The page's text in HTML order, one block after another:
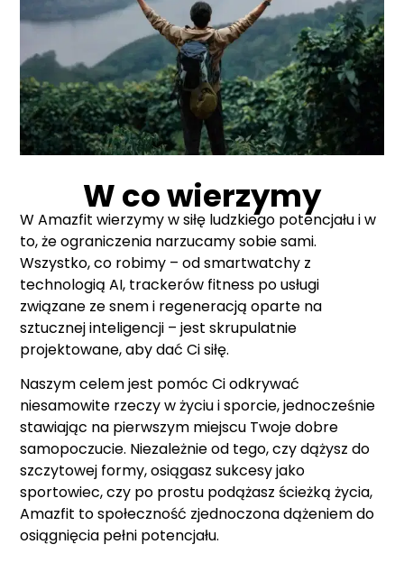
W co wierzymy
W Amazfit wierzymy w siłę ludzkiego potencjału i w
to, że ograniczenia narzucamy sobie sami.
Wszystko, co robimy – od smartwatchy z
technologią AI, trackerów fitness po usługi
związane ze snem i regeneracją oparte na
sztucznej inteligencji – jest skrupulatnie
projektowane, aby dać Ci siłę.
Naszym celem jest pomóc Ci odkrywać
niesamowite rzeczy w życiu i sporcie, jednocześnie
stawiając na pierwszym miejscu Twoje dobre
samopoczucie. Niezależnie od tego, czy dążysz do
szczytowej formy, osiągasz sukcesy jako
sportowiec, czy po prostu podążasz ścieżką życia,
Amazfit to społeczność zjednoczona dążeniem do
osiągnięcia pełni potencjału.